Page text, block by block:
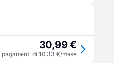
30,99 €
pagamenti di 10,33 €/mese